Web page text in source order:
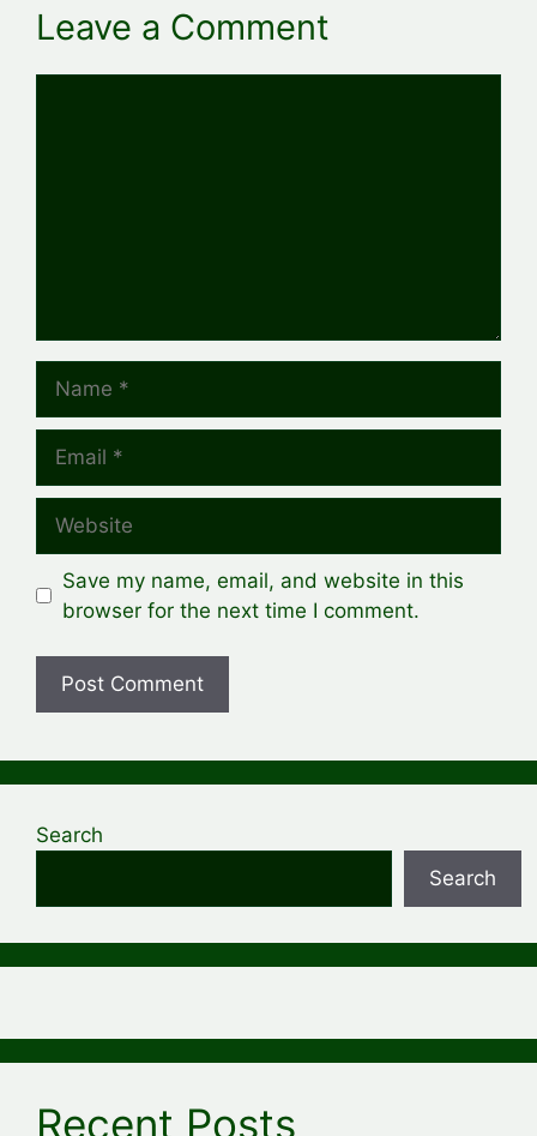
Leave a Comment
Save my name, email, and website in this
browser for the next time I comment.
Search
Search
Recent Posts